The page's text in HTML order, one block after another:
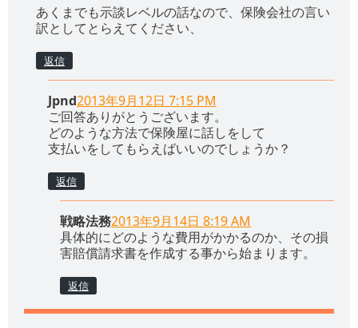
あくまでも示談レベルの話なので、保険会社の言い
訳としてとらえてください、
返信
Jpnd2013年9月12日 7:15 PM
ご回答ありがとうございます。
どのような方法で保険屋に話しをして
支払いをしてもらえばいいのでしょうか？
返信
戦略法務2013年9月14日 8:19 AM
具体的にどのような費用がかかるのか、その損
害賠償請求書を作成する事から始まります。
返信